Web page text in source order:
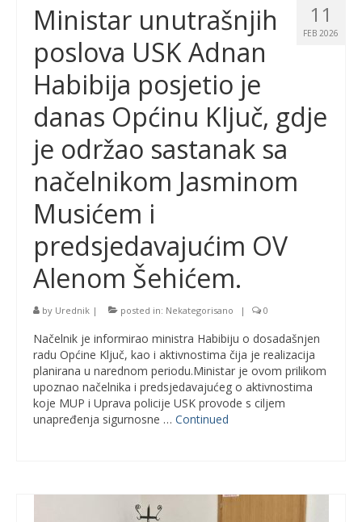
11
FEB 2026
Ministar unutrašnjih
poslova USK Adnan
Habibija posjetio je
danas Općinu Ključ, gdje
je održao sastanak sa
načelnikom Jasminom
Musićem i
predsjedavajućim OV
Alenom Šehićem.
by Urednik | posted in: Nekategorisano | 0
Načelnik je informirao ministra Habibiju o dosadašnjen
radu Općine Ključ, kao i aktivnostima čija je realizacija
planirana u narednom periodu.Ministar je ovom prilikom
upoznao načelnika i predsjedavajućeg o aktivnostima
koje MUP i Uprava policije USK provode s ciljem
unapređenja sigurnosne … Continued